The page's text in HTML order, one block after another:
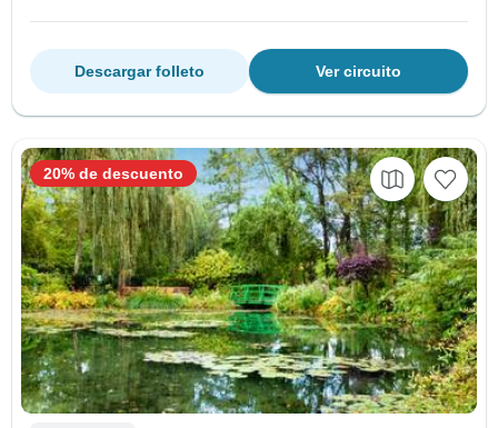
Ver circuito
Descargar folleto
20% de descuento